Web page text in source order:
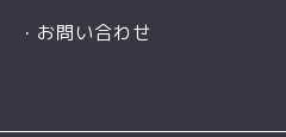
・ お問い合わせ